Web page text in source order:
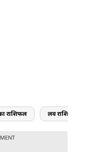
राशिफल लव राशिफल